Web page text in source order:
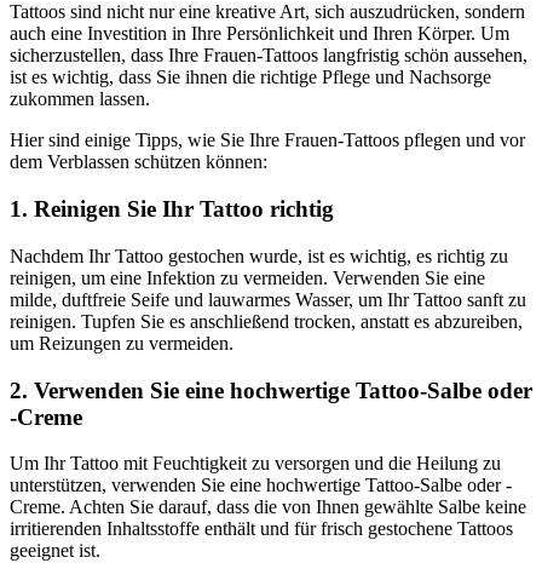
Tattoos sind nicht nur eine kreative Art, sich auszudrücken, sondern
auch eine Investition in Ihre Persönlichkeit und Ihren Körper. Um
sicherzustellen, dass Ihre Frauen-Tattoos langfristig schön aussehen,
ist es wichtig, dass Sie ihnen die richtige Pflege und Nachsorge
zukommen lassen.
Hier sind einige Tipps, wie Sie Ihre Frauen-Tattoos pflegen und vor
dem Verblassen schützen können:
1. Reinigen Sie Ihr Tattoo richtig
Nachdem Ihr Tattoo gestochen wurde, ist es wichtig, es richtig zu
reinigen, um eine Infektion zu vermeiden. Verwenden Sie eine
milde, duftfreie Seife und lauwarmes Wasser, um Ihr Tattoo sanft zu
reinigen. Tupfen Sie es anschließend trocken, anstatt es abzureiben,
um Reizungen zu vermeiden.
2. Verwenden Sie eine hochwertige Tattoo-Salbe oder
-Creme
Um Ihr Tattoo mit Feuchtigkeit zu versorgen und die Heilung zu
unterstützen, verwenden Sie eine hochwertige Tattoo-Salbe oder -
Creme. Achten Sie darauf, dass die von Ihnen gewählte Salbe keine
irritierenden Inhaltsstoffe enthält und für frisch gestochene Tattoos
geeignet ist.